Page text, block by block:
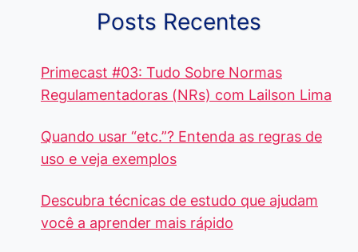
Posts Recentes
Primecast #03: Tudo Sobre Normas
Regulamentadoras (NRs) com Lailson Lima
Quando usar “etc.”? Entenda as regras de
uso e veja exemplos
Descubra técnicas de estudo que ajudam
você a aprender mais rápido